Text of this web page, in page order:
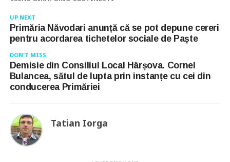
UP NEXT
Primăria Năvodari anunță că se pot depune cereri
pentru acordarea tichetelor sociale de Paște
DON'T MISS
Demisie din Consiliul Local Hârșova. Cornel
Bulancea, sătul de lupta prin instanțe cu cei din
conducerea Primăriei
Tatian Iorga